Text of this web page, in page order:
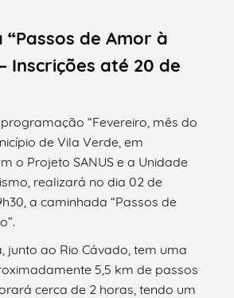
“Passos de Amor à
Inscrições até 20 de
“Fevereiro, mês do
de Vila Verde, em
o Projeto SANUS e a Unidade
realizará no dia 02 de
a caminhada “Passos de
junto ao Rio Cávado, tem uma
5,5 km de passos
cerca de 2 horas, tendo um